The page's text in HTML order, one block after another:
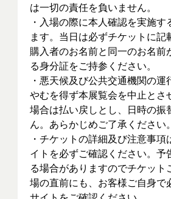
は一切の責任を負いません。
・入場の際に本人確認を実施す
ます。当日は必ずチケットに記
購入者のお名前と同一のお名前
る身分証をご持参ください。
・悪天候及び公共交通機関の
やむを得ず本展覧会を中止とさ
場合は払い戻しとし、日時の振
ん。あらかじめご了承ください。
・チケットの詳細及び注意事項
イトを必ずご確認ください。予
る場合がありますのでチケット
場の直前にも、お客様ご自身で